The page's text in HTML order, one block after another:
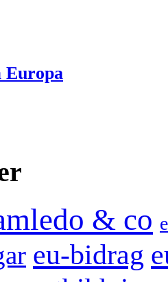
Europa
& co
eu-bidrag